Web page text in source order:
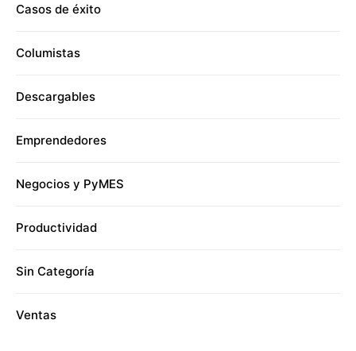
Casos de éxito
Columistas
Descargables
Emprendedores
Negocios y PyMES
Productividad
Sin Categoría
Ventas